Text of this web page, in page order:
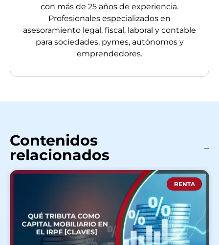
con más de 25 años de experiencia.
Profesionales especializados en
asesoramiento legal, fiscal, laboral y contable
para sociedades, pymes, autónomos y
emprendedores.
Contenidos
relacionados
RENTA